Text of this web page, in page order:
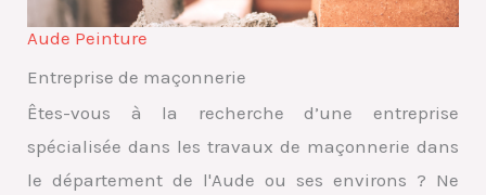
Aude Peinture
Entreprise de maçonnerie
Êtes-vous à la recherche d’une entreprise
spécialisée dans les travaux de maçonnerie dans
le département de l'Aude ou ses environs ? Ne